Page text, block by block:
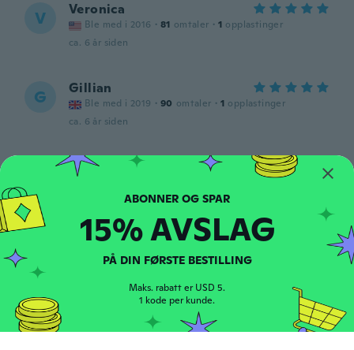
V Veronica
Ble med i 2016 · 81 omtaler · 1 opplastinger
ca. 6 år siden
G Gillian
Ble med i 2019 · 90 omtaler · 1 opplastinger
ca. 6 år siden
Grecia
ca. 6 år siden
C Christine
Love quality stencil
15% AVSLAG
PÅ DIN FØRSTE BESTILLING
Maks. rabatt er USD 5.
1 kode per kunde.